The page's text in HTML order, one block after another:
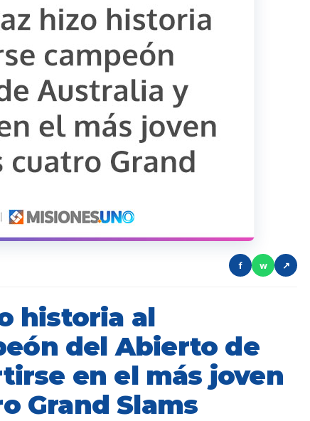
f w ↗
historia al
del Abierto de
en el más joven
Grand Slams